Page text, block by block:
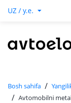
UZ / y.e.
Bosh sahifa /
/ Avtomobilni